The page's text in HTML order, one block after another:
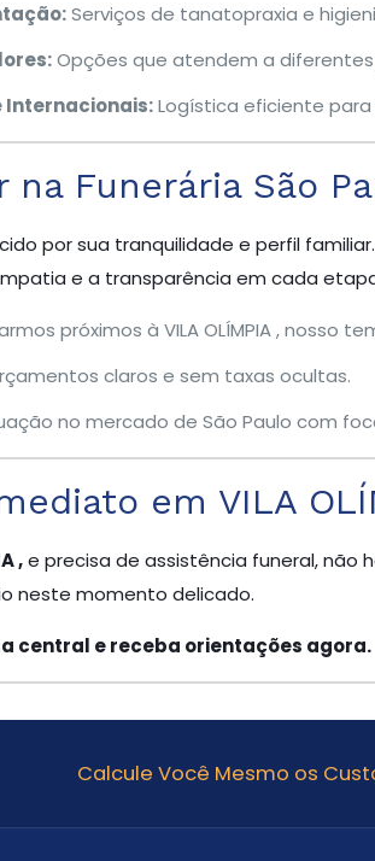
Serviços de tanatopraxia e
Opções que atendem a
Internacionais:Logística eficiente
na Funerária São
por sua tranquilidade e perfil
e a transparência em cada
próximos à VILA OLÍMPIA , nosso
claros e sem taxas ocultas.
no mercado de São Paulo com
em VILA
,e precisa de assistência funeral, não
neste momento delicado.
central e receba orientações agora.
Calcule Você Mesmo os